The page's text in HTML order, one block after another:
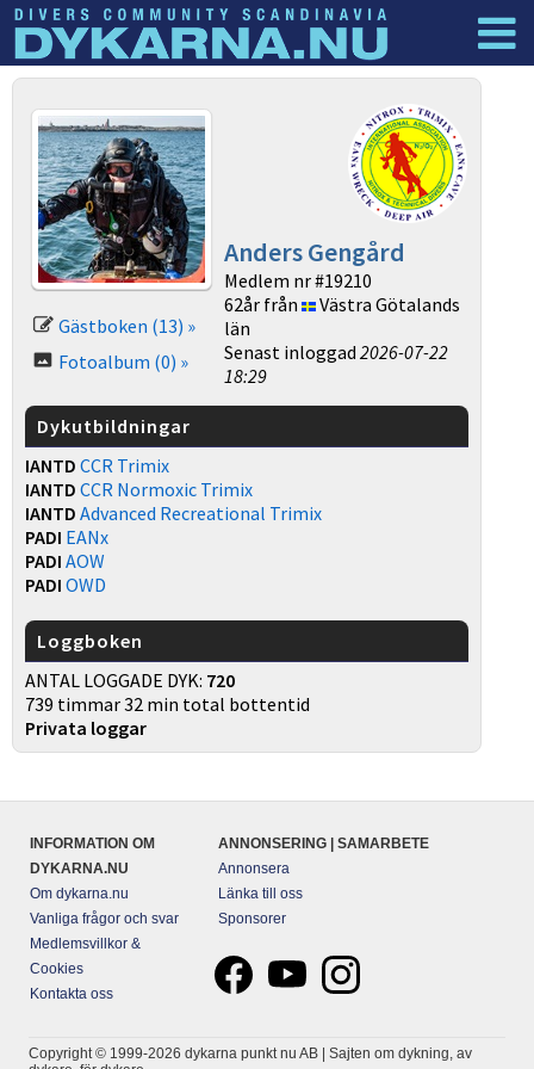
Dyknyheter Logga in
Gästboken (13) »
Fotoalbum (0) »
Anders Gengård
Medlem nr #19210
62år från
Västra Götalands
län
Senast inloggad2026-07-22
18:29
Dykutbildningar
IANTD CCR Trimix
IANTD CCR Normoxic Trimix
IANTD Advanced Recreational Trimix
PADI EANx
PADI AOW
PADI OWD
Loggboken
ANTAL LOGGADE DYK: 720
739 timmar 32 min total bottentid
Privata loggar
INFORMATION OM
DYKARNA.NU
Om dykarna.nu
Vanliga frågor och svar
Medlemsvillkor &
Cookies
Kontakta oss
ANNONSERING | SAMARBETE
Annonsera
Länka till oss
Sponsorer
Copyright © 1999-2026 dykarna punkt nu AB | Sajten om dykning, av